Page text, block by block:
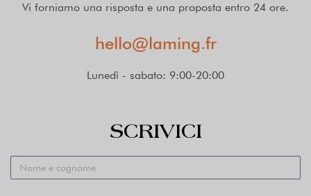
Vi forniamo una risposta e una proposta entro 24 ore.
hello@laming.fr
Lunedì - sabato: 9:00-20:00
SCRIVICI